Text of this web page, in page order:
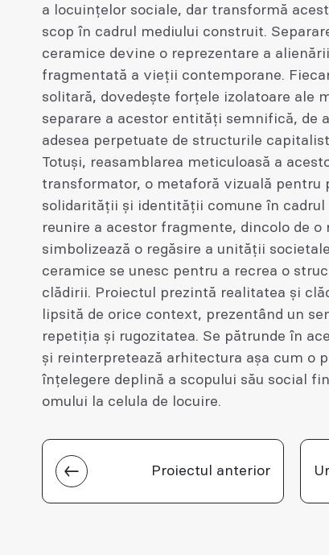
a locuințelor sociale, dar transformă
scop în cadrul mediului construit.
ceramice devine o reprezentare a
fragmentată a vieții contemporane.
solitară, dovedește forțele izolatoare ale
separare a acestor entități semnifică, de
adesea perpetuate de structurile
Totuși, reasamblarea meticuloasă a
transformator, o metaforă vizuală
solidarității și identității comune în cadrul
reunire a acestor fragmente, dincolo de
simbolizează o regăsire a unității
ceramice se unesc pentru a recrea o
clădirii. Proiectul prezintă realitatea și
lipsită de orice context, prezentând un
repetiția și rugozitatea. Se pătrunde în
și reinterpretează arhitectura așa cum o
înțelegere deplină a scopului său social
omului la celula de locuire.
Proiectul anterior